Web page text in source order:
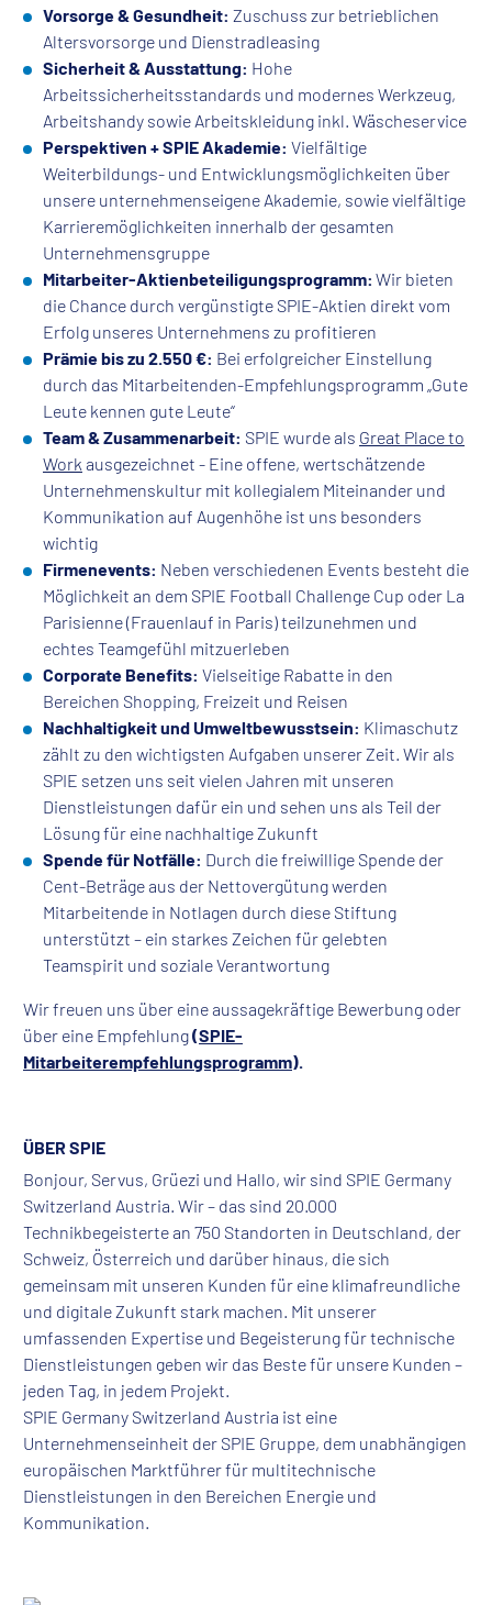
ÜBER SPIE
Bonjour, Servus, Grüezi und Hallo, wir sind SPIE Germany
Switzerland Austria. Wir – das sind 20.000
Technikbegeisterte an 750 Standorten in Deutschland, der
Schweiz, Österreich und darüber hinaus, die sich
gemeinsam mit unseren Kunden für eine klimafreundliche
und digitale Zukunft stark machen. Mit unserer
umfassenden Expertise und Begeisterung für technische
Dienstleistungen geben wir das Beste für unsere Kunden –
jeden Tag, in jedem Projekt.
SPIE Germany Switzerland Austria ist eine
Unternehmenseinheit der SPIE Gruppe, dem unabhängigen
europäischen Marktführer für multitechnische
Dienstleistungen in den Bereichen Energie und
Kommunikation.
Vorsorge & Gesundheit: Zuschuss zur betrieblichen
Altersvorsorge und Dienstradleasing
Sicherheit & Ausstattung: Hohe
Arbeitssicherheitsstandards und modernes Werkzeug,
Arbeitshandy sowie Arbeitskleidung inkl. Wäscheservice
Perspektiven + SPIE Akademie: Vielfältige
Weiterbildungs- und Entwicklungsmöglichkeiten über
unsere unternehmenseigene Akademie, sowie vielfältige
Karrieremöglichkeiten innerhalb der gesamten
Unternehmensgruppe
Mitarbeiter-Aktienbeteiligungsprogramm: Wir bieten
die Chance durch vergünstigte SPIE-Aktien direkt vom
Erfolg unseres Unternehmens zu profitieren
Prämie bis zu 2.550 €: Bei erfolgreicher Einstellung
durch das Mitarbeitenden-Empfehlungsprogramm „Gute
Leute kennen gute Leute“
Team & Zusammenarbeit: SPIE wurde als Great Place to
Work ausgezeichnet - Eine offene, wertschätzende
Unternehmenskultur mit kollegialem Miteinander und
Kommunikation auf Augenhöhe ist uns besonders
wichtig
Firmenevents: Neben verschiedenen Events besteht die
Möglichkeit an dem SPIE Football Challenge Cup oder La
Parisienne (Frauenlauf in Paris) teilzunehmen und
echtes Teamgefühl mitzuerleben
Corporate Benefits: Vielseitige Rabatte in den
Bereichen Shopping, Freizeit und Reisen
Nachhaltigkeit und Umweltbewusstsein: Klimaschutz
zählt zu den wichtigsten Aufgaben unserer Zeit. Wir als
SPIE setzen uns seit vielen Jahren mit unseren
Dienstleistungen dafür ein und sehen uns als Teil der
Lösung für eine nachhaltige Zukunft
Spende für Notfälle: Durch die freiwillige Spende der
Cent-Beträge aus der Nettovergütung werden
Mitarbeitende in Notlagen durch diese Stiftung
unterstützt – ein starkes Zeichen für gelebten
Teamspirit und soziale Verantwortung
Wir freuen uns über eine aussagekräftige Bewerbung oder
über eine Empfehlung(SPIE-
Mitarbeiterempfehlungsprogramm).